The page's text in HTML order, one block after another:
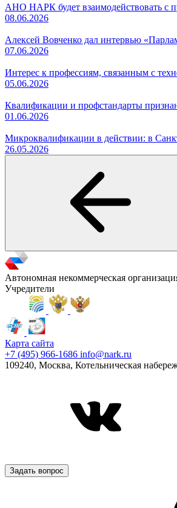
АНО НАРК будет взаимодействовать с
08.06.2026
Алексей Вовченко дал интервью
07.06.2026
Интерес к профессиям, связанным с
05.06.2026
Квалификации и профстандарты
01.06.2026
Микроквалификации в действии: в
26.05.2026
Автономная некоммерческая
Учредители
Карта сайта
+7 (495) 966-1686 info@nark.ru
109240, Москва, Котельническая
Задать вопрос